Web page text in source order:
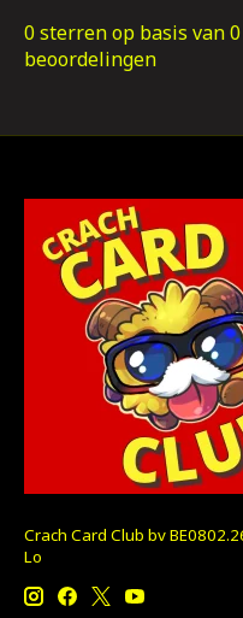
0 sterren op basis van0
beoordelingen
Crach Card Club bv
Lo